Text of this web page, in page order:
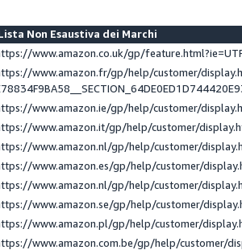
Non Esaustiva dei Marchi
www.amazon.co.uk/gp/
www.amazon.fr/gp/help/customer/
www.amazon.ie/gp/help/customer/
www.amazon.it/gp/help/customer/
www.amazon.nl/gp/help/customer/
www.amazon.es/gp/help/customer/
www.amazon.nl/gp/help/customer/
www.amazon.se/gp/help/customer/
www.amazon.pl/gp/help/customer/
www.amazon.com.be/gp/help/customer/